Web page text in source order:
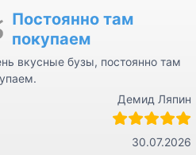
Постоянно там
покупаем
вкусные бузы, постоянно там
Демид Ляпин
30.07.2026